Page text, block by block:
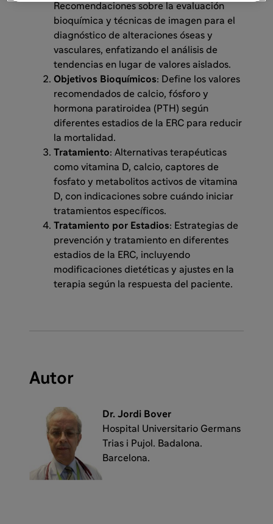
Recomendaciones sobre la evaluación
bioquímica y técnicas de imagen para el
diagnóstico de alteraciones óseas y
vasculares, enfatizando el análisis de
tendencias en lugar de valores aislados.
Objetivos Bioquímicos: Define los valores
recomendados de calcio, fósforo y
hormona paratiroidea (PTH) según
diferentes estadios de la ERC para reducir
la mortalidad.
Tratamiento: Alternativas terapéuticas
como vitamina D, calcio, captores de
fosfato y metabolitos activos de vitamina
D, con indicaciones sobre cuándo iniciar
tratamientos específicos.
Tratamiento por Estadios: Estrategias de
prevención y tratamiento en diferentes
estadios de la ERC, incluyendo
modificaciones dietéticas y ajustes en la
terapia según la respuesta del paciente.
Autor
Dr. Jordi Bover
Hospital Universitario Germans
Trias i Pujol. Badalona.
Barcelona.